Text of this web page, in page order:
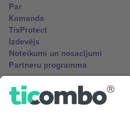
Par
Komanda
TixProtect
Izdevējs
Noteikumi un nosacījumi
Partneru programma